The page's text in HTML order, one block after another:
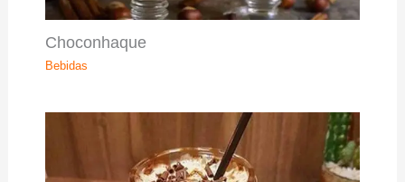
Choconhaque
Bebidas